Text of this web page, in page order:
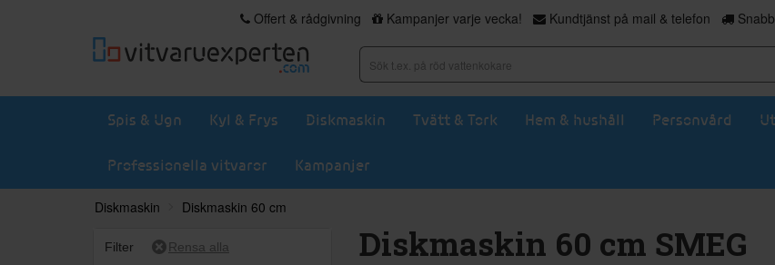
Offert & rådgivning Kampanjer varje vecka! Kundtjänst på mail & telefon
Spis & Ugn Kyl & Frys Diskmaskin Tvätt & Tork Hem & hushåll Personvård
Professionella vitvaror Kampanjer
Diskmaskin Diskmaskin 60 cm
Filter Diskmaskin 60 cm SMEG